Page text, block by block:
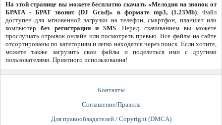
На этой странице вы можете бесплатно скачать «Мелодия на звонок от
БРАТА - БРАТ звонит (DJ Grad)» в формате mp3, (1.23Mb). Файл
доступен для мгновенной загрузки на телефон, смартфон, планшет или
компьютербез регистрации и SMS. Перед скачиванием вы можете
прослушать отрывок онлайн или посмотреть превью. Все файлы на сайте
отсортированы по категориям и легко находятся через поиск. Если хотите,
можете также загрузить свои файлы и поделиться ими с другими
пользователями. Приятного использования!
Контакты
Соглашение/Правила
Для правообладателей / Copyright (DMCA)